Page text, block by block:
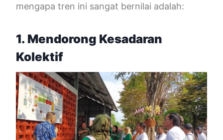
mengapa tren ini sangat bernilai adalah:
1. Mendorong Kesadaran
Kolektif